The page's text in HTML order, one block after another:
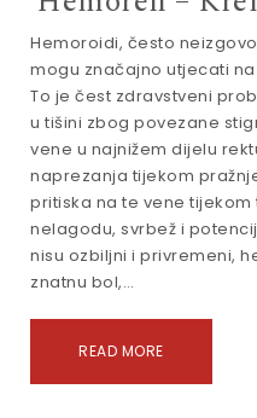
Hemoroidi, često
mogu značajno utjecati
To je čest zdravstveni
u tišini zbog povezane
vene u najnižem dijelu
naprezanja tijekom
pritiska na te vene
nelagodu, svrbež i
nisu ozbiljni i privremeni,
znatnu bol,…
READ MORE